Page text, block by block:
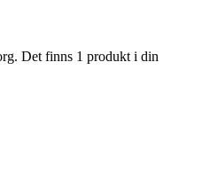
Det finns 1 produkt i din